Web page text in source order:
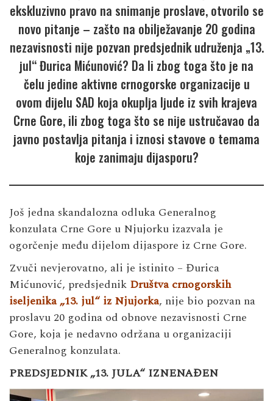
ekskluzivno pravo na snimanje proslave, otvorilo se
novo pitanje – zašto na obilježavanje 20 godina
nezavisnosti nije pozvan predsjednik udruženja „13.
jul“ Đurica Mićunović? Da li zbog toga što je na
čelu jedine aktivne crnogorske organizacije u
ovom dijelu SAD koja okuplja ljude iz svih krajeva
Crne Gore, ili zbog toga što se nije ustručavao da
javno postavlja pitanja i iznosi stavove o temama
koje zanimaju dijasporu?
Još jedna skandalozna odluka Generalnog
konzulata Crne Gore u Njujorku izazvala je
ogorčenje među dijelom dijaspore iz Crne Gore.
Zvuči nevjerovatno, ali je istinito – Đurica
Mićunović, predsjednik Društva crnogorskih
iseljenika „13. jul“ iz Njujorka, nije bio pozvan na
proslavu 20 godina od obnove nezavisnosti Crne
Gore, koja je nedavno održana u organizaciji
Generalnog konzulata.
PREDSJEDNIK „13. JULA“ IZNENAĐEN